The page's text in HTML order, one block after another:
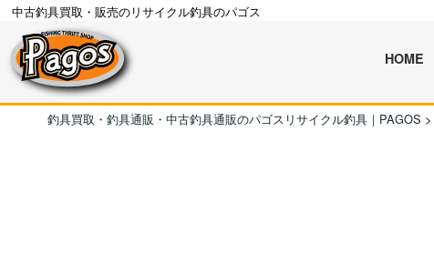
中古釣具買取・販売のリサイクル釣具のパゴス
HOME
釣具買取・釣具通販・中古釣具通販のパゴスリサイクル釣具｜PAGOS >